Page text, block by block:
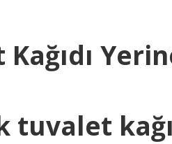
tuvalet